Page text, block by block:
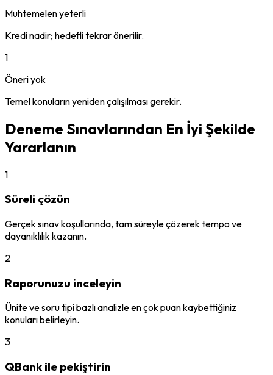
Muhtemelen yeterli
Kredi nadir; hedefli tekrar önerilir.
1
Öneri yok
Temel konuların yeniden çalışılması gerekir.
Deneme Sınavlarından En İyi Şekilde
Yararlanın
1
Süreli çözün
Gerçek sınav koşullarında, tam süreyle çözerek tempo ve
dayanıklılık kazanın.
2
Raporunuzu inceleyin
Ünite ve soru tipi bazlı analizle en çok puan kaybettiğiniz
konuları belirleyin.
3
QBank ile pekiştirin